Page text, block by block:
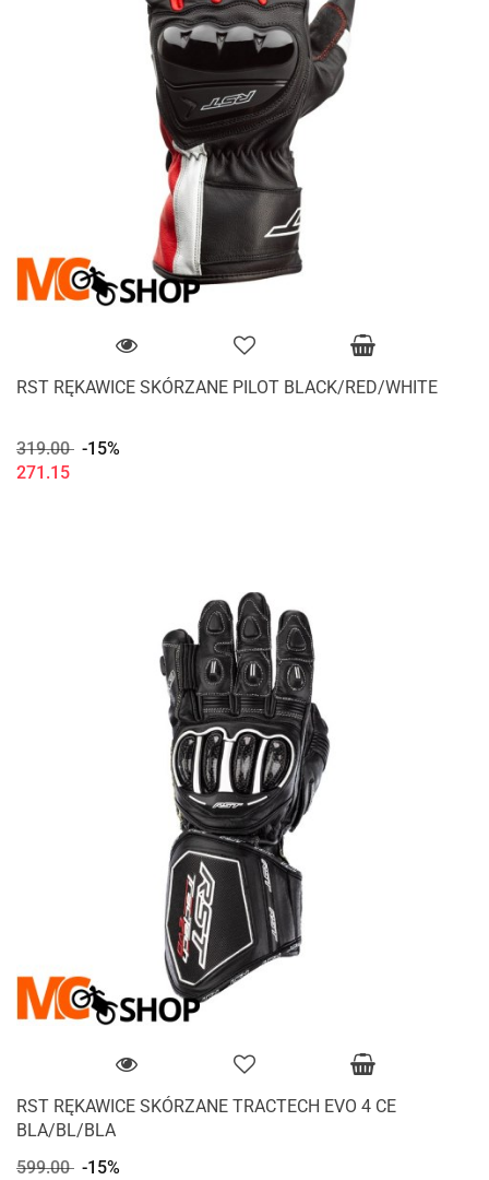
RST RĘKAWICE SKÓRZANE PILOT BLACK/RED/WHITE
319.00 -15%
271.15
RST RĘKAWICE SKÓRZANE TRACTECH EVO 4 CE
BLA/BL/BLA
599.00 -15%